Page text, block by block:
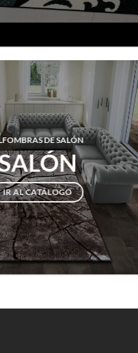
DE SALÓN
IR AL CATÁLOGO